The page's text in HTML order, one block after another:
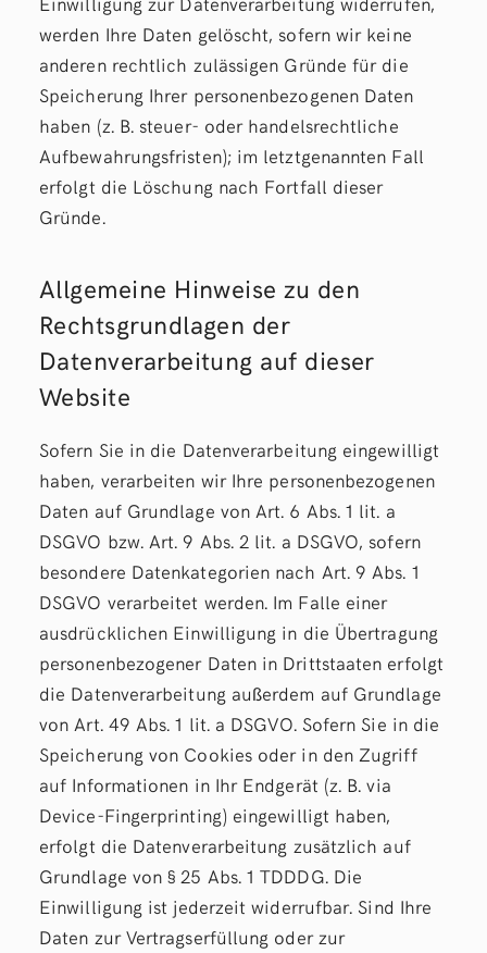
werden Ihre Daten gelöscht, sofern wir keine
anderen rechtlich zulässigen Gründe für die
Speicherung Ihrer personenbezogenen Daten
haben (z. B. steuer- oder handelsrechtliche
Aufbewahrungsfristen); im letztgenannten Fall
erfolgt die Löschung nach Fortfall dieser
Gründe.
Allgemeine Hinweise zu den
Rechtsgrundlagen der
Datenverarbeitung auf dieser
Website
Sofern Sie in die Datenverarbeitung eingewilligt
haben, verarbeiten wir Ihre personenbezogenen
Daten auf Grundlage von Art. 6 Abs. 1 lit. a
DSGVO bzw. Art. 9 Abs. 2 lit. a DSGVO, sofern
besondere Datenkategorien nach Art. 9 Abs. 1
DSGVO verarbeitet werden. Im Falle einer
ausdrücklichen Einwilligung in die Übertragung
personenbezogener Daten in Drittstaaten erfolgt
die Datenverarbeitung außerdem auf Grundlage
von Art. 49 Abs. 1 lit. a DSGVO. Sofern Sie in die
Speicherung von Cookies oder in den Zugriff
auf Informationen in Ihr Endgerät (z. B. via
Device-Fingerprinting) eingewilligt haben,
erfolgt die Datenverarbeitung zusätzlich auf
Grundlage von § 25 Abs. 1 TDDDG. Die
Einwilligung ist jederzeit widerrufbar. Sind Ihre
Daten zur Vertragserfüllung oder zur